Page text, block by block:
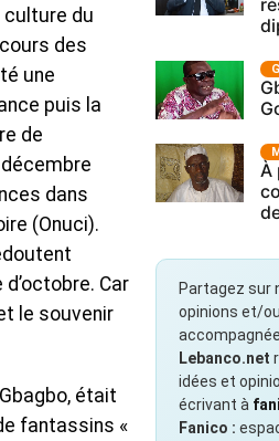
culture du
des
une
puis la
de
dans
(Onuci).
Car
le souvenir
était
fantassins «
À
Partagez sur
opinions et/
Lebanco.net
idées et
écrivant à
Fanico :